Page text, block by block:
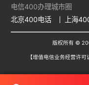
电信400办理城市圈
北京400电话
上海
版权所有 ©
【增值电信业务经营许